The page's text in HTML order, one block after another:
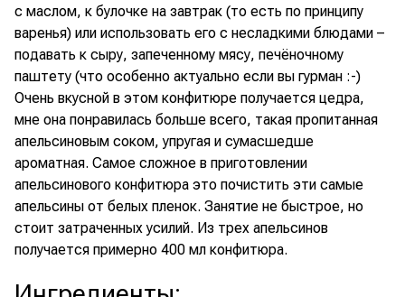
с маслом, к булочке на завтрак (то есть по принципу
варенья) или использовать его с несладкими блюдами –
подавать к сыру, запеченному мясу, печёночному
паштету (что особенно актуально если вы гурман :-)
Очень вкусной в этом конфитюре получается цедра,
мне она понравилась больше всего, такая пропитанная
апельсиновым соком, упругая и сумасшедше
ароматная. Самое сложное в приготовлении
апельсинового конфитюра это почистить эти самые
апельсины от белых пленок. Занятие не быстрое, но
стоит затраченных усилий. Из трех апельсинов
получается примерно 400 мл конфитюра.